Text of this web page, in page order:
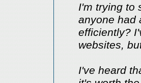
I'm trying to
anyone had
efficiently?
websites,
I've heard